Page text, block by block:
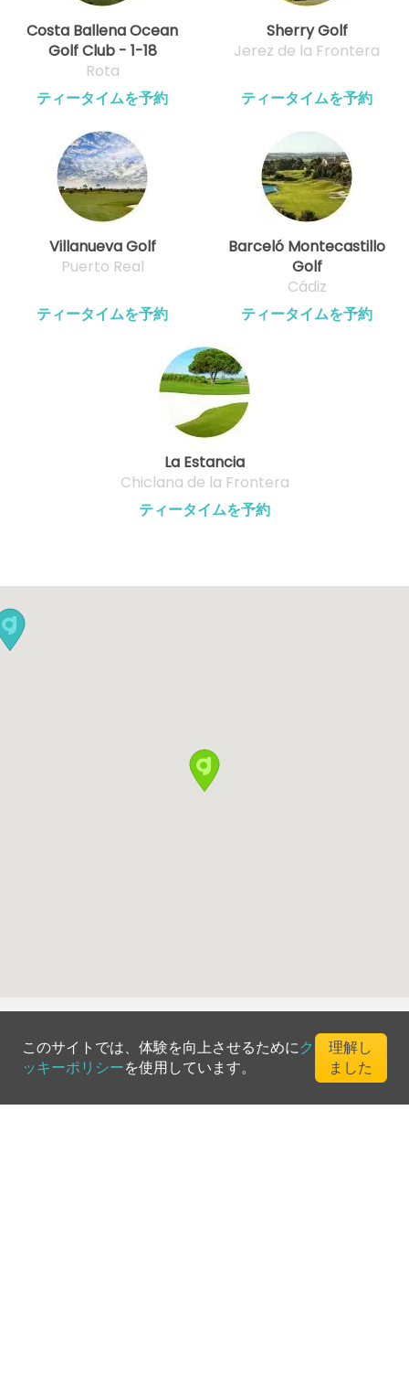
Costa Ballena Ocean
Golf Club - 1-18
Rota
ティータイムを予約
Sherry Golf
Jerez de la Frontera
ティータイムを予約
Villanueva Golf
Puerto Real
ティータイムを予約
Barceló Montecastillo
Golf
Cádiz
ティータイムを予約
La Estancia
Chiclana de la Frontera
ティータイムを予約
All Rights Reserved
このサイトでは、体験を向上させるためにク
ッキーポリシーを使用しています。
理解し
ました